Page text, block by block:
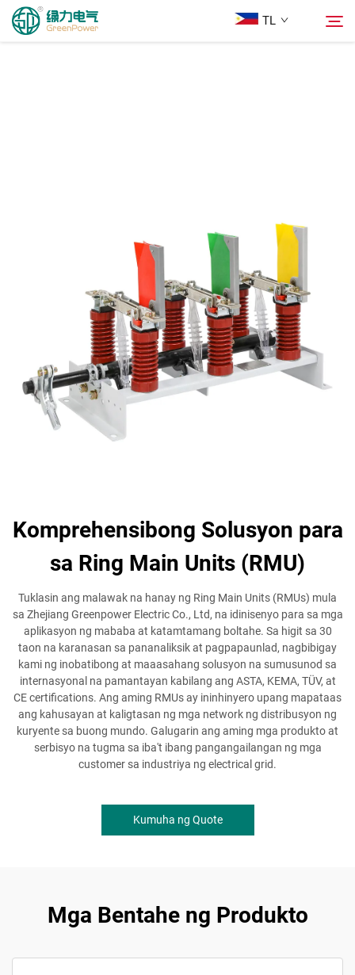
TL
Makipag-ugnayan sa Amin
Komprehensibong Solusyon para
sa Ring Main Units (RMU)
Tuklasin ang malawak na hanay ng Ring Main Units (RMUs) mula
sa Zhejiang Greenpower Electric Co., Ltd, na idinisenyo para sa mga
aplikasyon ng mababa at katamtamang boltahe. Sa higit sa 30
taon na karanasan sa pananaliksik at pagpapaunlad, nagbibigay
kami ng inobatibong at maaasahang solusyon na sumusunod sa
internasyonal na pamantayan kabilang ang ASTA, KEMA, TÜV, at
CE certifications. Ang aming RMUs ay ininhinyero upang mapataas
ang kahusayan at kaligtasan ng mga network ng distribusyon ng
kuryente sa buong mundo. Galugarin ang aming mga produkto at
serbisyo na tugma sa iba't ibang pangangailangan ng mga
customer sa industriya ng electrical grid.
Kumuha ng Quote
Mga Bentahe ng Produkto